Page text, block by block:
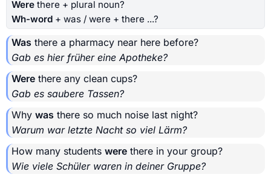
Were there + plural noun?
Wh-word + was / were + there ...?
Was there a pharmacy near here before?
Gab es hier früher eine Apotheke?
Were there any clean cups?
Gab es saubere Tassen?
Why was there so much noise last night?
Warum war letzte Nacht so viel Lärm?
How many students were there in your group?
Wie viele Schüler waren in deiner Gruppe?